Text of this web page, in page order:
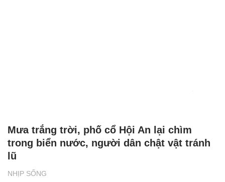
NHỊP SỐNG
Mưa trắng trời, phố cổ Hội An lại chìm
trong biển nước, người dân chật vật tránh
lũ